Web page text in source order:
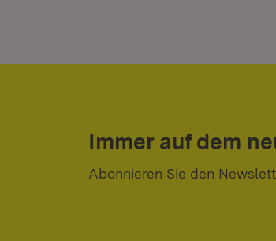
Immer auf dem
Abonnieren Sie den